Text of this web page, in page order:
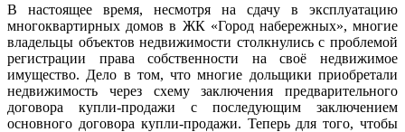
В настоящее время, несмотря на сдачу в эксплуатацию
многоквартирных домов в ЖК «Город набережных», многие
владельцы объектов недвижимости столкнулись с проблемой
регистрации права собственности на своё недвижимое
имущество. Дело в том, что многие дольщики приобретали
недвижимость через схему заключения предварительного
договора купли-продажи с последующим заключением
основного договора купли-продажи. Теперь для того, чтобы